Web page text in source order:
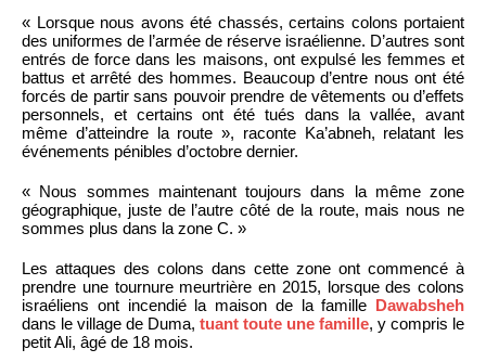
« Lorsque nous avons été chassés, certains colons portaient
des uniformes de l’armée de réserve israélienne. D’autres sont
entrés de force dans les maisons, ont expulsé les femmes et
battus et arrêté des hommes. Beaucoup d’entre nous ont été
forcés de partir sans pouvoir prendre de vêtements ou d’effets
personnels, et certains ont été tués dans la vallée, avant
même d’atteindre la route », raconte Ka’abneh, relatant les
événements pénibles d’octobre dernier.
« Nous sommes maintenant toujours dans la même zone
géographique, juste de l’autre côté de la route, mais nous ne
sommes plus dans la zone C. »
Les attaques des colons dans cette zone ont commencé à
prendre une tournure meurtrière en 2015, lorsque des colons
israéliens ont incendié la maison de la famille Dawabsheh
dans le village de Duma, tuant toute une famille, y compris le
petit Ali, âgé de 18 mois.